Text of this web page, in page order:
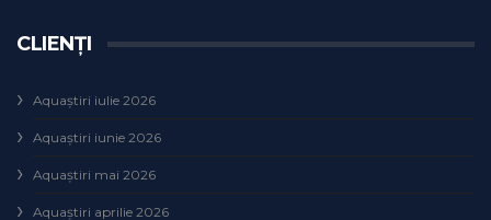
CLIENȚI
Aquaștiri iulie 2026
Aquaștiri iunie 2026
Aquaștiri mai 2026
Aquaștiri aprilie 2026